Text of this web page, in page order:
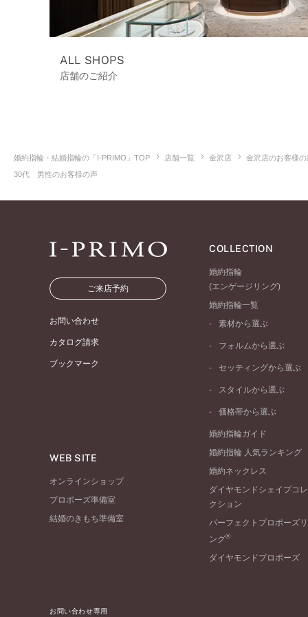
ALL SHOPS
店舗のご紹介
婚約指輪・結婚指輪の「I-PRIMO」TOP 店舗一覧 金沢店
金沢店のお客様
30代 男性のお客様の声
ご来店予約
お問い合わせ
カタログ請求
ブックマーク
WEB SITE
オンラインショップ
プロポーズ準備室
結婚のきもち準備室
お問い合わせ専用
COLLECTION
婚約指輪
(エンゲージリング)
婚約指輪一覧
素材から選ぶ
プラチナ
ピンクゴールド
ペールブラウンゴール
フォルムから選ぶ
ストレートライン
V字ライン
セッティングから選ぶ
ソリテール
ダブルサイドメレ
ラインメレ
スタイルから選ぶ
シンプル
モード
エレガント
ゴージャス
価格帯から選ぶ
50万円台～
20万円台～
10万円台～
婚約指輪ガイド
婚約指輪 人気ランキング
婚約ネックレス
ダイヤモンドシェイプコレ
クション
パーフェクトプロポーズリ
ング®
ダイヤモンドプロポーズ